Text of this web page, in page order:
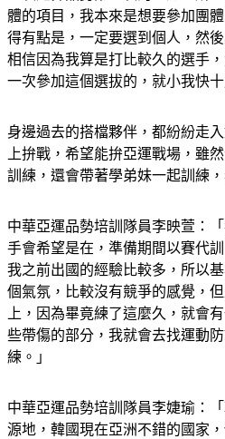
體的項目，我本來是想要參加團
得有點是，一定要選到個人，然
相信因為我算是打比較久的選手
一次參加這個選拔的，就小我快十
身邊過去的搭檔夥伴，都紛紛走
上拚戰，希望能拚亞運戰場，雖
訓練，還會帶著學弟妹一起訓練
中華亞運品勢培訓隊員李映萱：
手會希望是在，準備期間以賽代
我之前出國的經驗比較多，所以
個氣氛，比較沒有競爭的感覺，
上，因為畢竟練了這麼久，就會
些帶傷的部分，我就會去找運動
練。」
中華亞運品勢培訓隊員李婕瑜：
源地，韓國現在亞洲不錯的國家